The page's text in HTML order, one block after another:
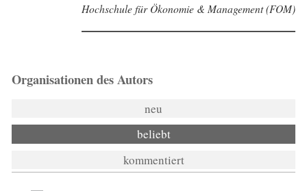
Hochschule für Ökonomie & Management (FOM)
Organisationen des Autors
neu
beliebt
kommentiert